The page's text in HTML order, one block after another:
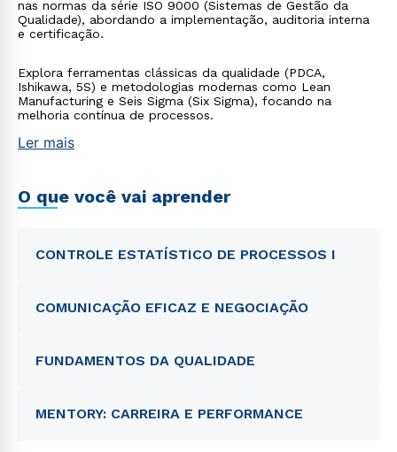
nas normas da série ISO 9000 (Sistemas de Gestão da
Qualidade), abordando a implementação, auditoria interna
e certificação.
Explora ferramentas clássicas da qualidade (PDCA,
Ishikawa, 5S) e metodologias modernas como Lean
Manufacturing e Seis Sigma (Six Sigma), focando na
melhoria contínua de processos.
Ler mais
O que você vai aprender
CONTROLE ESTATÍSTICO DE PROCESSOS I
COMUNICAÇÃO EFICAZ E NEGOCIAÇÃO
FUNDAMENTOS DA QUALIDADE
MENTORY: CARREIRA E PERFORMANCE